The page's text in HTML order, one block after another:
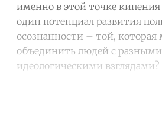
именно в этой точке
один потенциал развития
осознанности – той, которая
объединить людей с разными
идеологическими взглядами?